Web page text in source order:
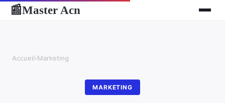
📰Master Acn
Accueil›Marketing
MARKETING